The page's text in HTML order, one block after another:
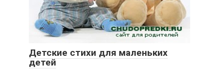
Детские стихи для маленьких
детей